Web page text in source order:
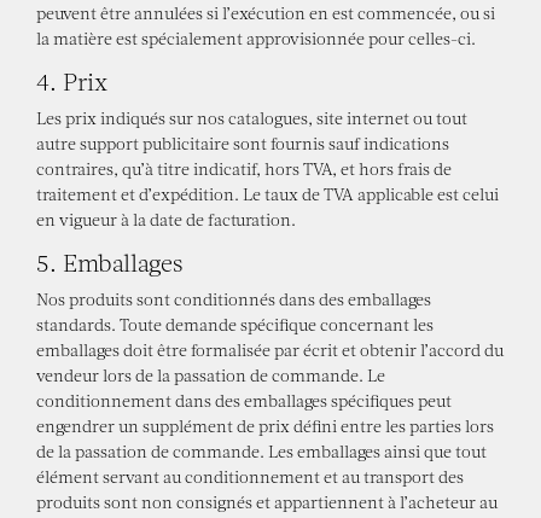
peuvent être annulées si l’exécution en est commencée, ou si
la matière est spécialement approvisionnée pour celles-ci.
4. Prix
Les prix indiqués sur nos catalogues, site internet ou tout
autre support publicitaire sont fournis sauf indications
contraires, qu’à titre indicatif, hors TVA, et hors frais de
traitement et d’expédition. Le taux de TVA applicable est celui
en vigueur à la date de facturation.
5. Emballages
Nos produits sont conditionnés dans des emballages
standards. Toute demande spécifique concernant les
emballages doit être formalisée par écrit et obtenir l’accord du
vendeur lors de la passation de commande. Le
conditionnement dans des emballages spécifiques peut
engendrer un supplément de prix défini entre les parties lors
de la passation de commande. Les emballages ainsi que tout
élément servant au conditionnement et au transport des
produits sont non consignés et appartiennent à l’acheteur au